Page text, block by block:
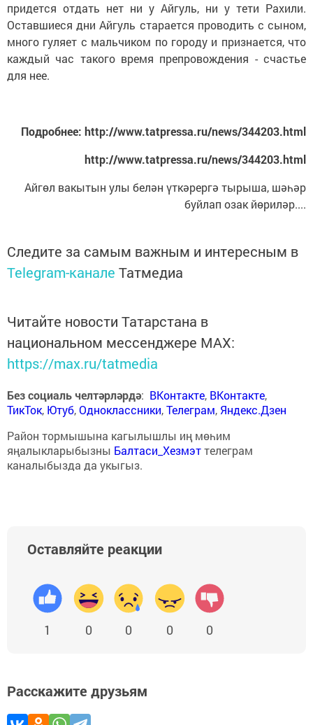
придется отдать нет ни у Айгуль, ни у тети Рахили.
Оставшиеся дни Айгуль старается проводить с сыном,
много гуляет с мальчиком по городу и признается, что
каждый час такого время препровождения - счастье
для нее.
Подробнее: http://www.tatpressa.ru/news/344203.html
http://www.tatpressa.ru/news/344203.html
Айгөл вакытын улы белән үткәрергә тырыша, шәһәр
буйлап озак йөриләр....
Следите за самым важным и интересным в
Telegram-канале Татмедиа
Читайте новости Татарстана в
национальном мессенджере MАХ:
https://max.ru/tatmedia
Без социаль челтәрләрдә: ВКонтакте, ВКонтакте,
ТикТок, Ютуб,Одноклассники,Телеграм, Яндекс.Дзен
Район тормышына кагылышлы иң мөһим
яңалыкларыбызны Балтаси_Хезмэттелеграм
каналыбызда да укыгыз.
Оставляйте реакции
1 0 0 0 0
Расскажите друзьям